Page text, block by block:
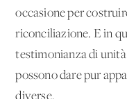
occasione per
riconciliazione. E in
testimonianza di
possono dare pur
diverse.